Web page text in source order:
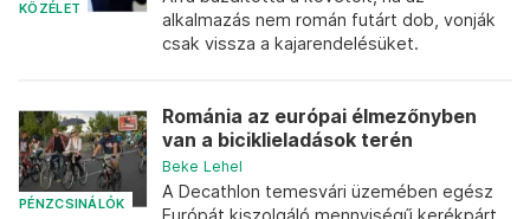
KÖZÉLET
alkalmazás nem román futárt dob, vonják
csak vissza a kajarendelésüket.
PÉNZCSINÁLÓK
Románia az európai élmezőnyben
van a biciklieladások terén
Beke Lehel
A Decathlon temesvári üzemében egész
Európát kiszolgáló mennyiségű kerékpárt